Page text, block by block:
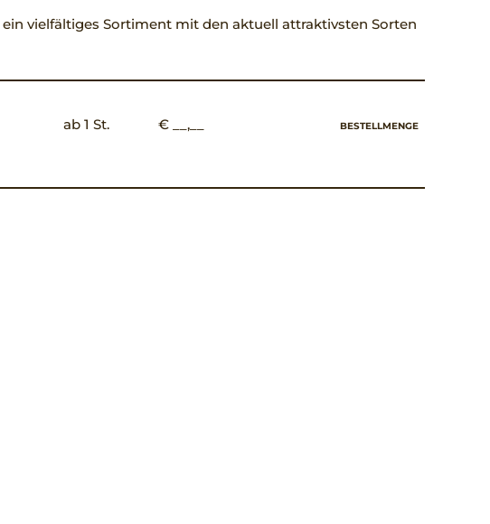
vielfältiges Sortiment mit den aktuell attraktivsten Sorten
ab 1 St. € __,__ BESTELLMENGE